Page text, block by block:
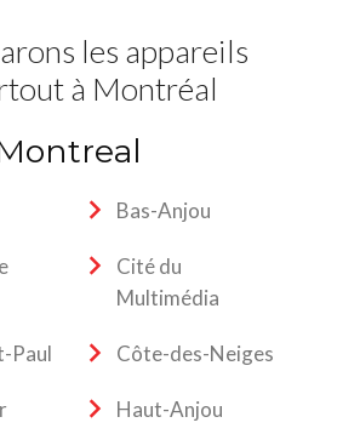
les appareils
à Montréal
Bas-Anjou
Cité du
Multimédia
Paul Côte-des-Neiges
Haut-Anjou